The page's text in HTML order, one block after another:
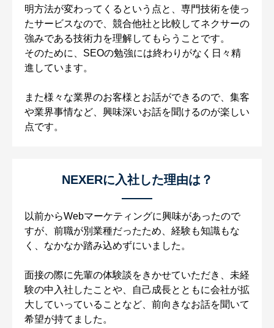
明方法が変わってくるという点と、専門技術を使っ
たサービスなので、競合他社と比較してネクサーの
強みである技術力を理解してもらうことです。
そのために、SEOの勉強には終わりがなく日々精
進しています。
また様々な業界のお客様とお話ができるので、集客
や業界事情など、興味深いお話を聞けるのが楽しい
点です。
NEXERに入社した理由は？
以前からWebマーケティングに興味があったので
すが、前職が別業種だったため、経験も知識もな
く、なかなか踏み込めずにいました。
面接の際に先輩の体験談をきかせていただき、未経
験の中入社したことや、自己成長とともに会社が拡
大していっていることなど、前向きなお話を聞いて
希望が持てました。